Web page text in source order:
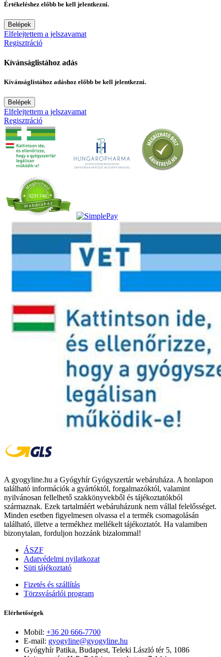
Értékeléshez előbb be kell jelentkezni.
Belépek
Elfelejtettem a jelszavamat
Regisztráció
Kívánságlistához adás
Kívánságlistához adáshoz előbb be kell jelentkezni.
Belépek
Elfelejtettem a jelszavamat
Regisztráció
A gyogyline.hu a Gyógyhír Gyógyszertár webáruháza. A honlapon
található információk a gyártóktól, forgalmazóktól, valamint
nyilvánosan fellelhető szakkönyvekből és tájékoztatókból
származnak. Ezek tartalmáért webáruházunk nem vállal felelősséget.
Minden esetben figyelmesen olvassa el a termék csomagolásán
található, illetve a termékhez mellékelt tájékoztatót. Ha valamiben
bizonytalan, forduljon hozzánk bizalommal!
ÁSZF
Adatvédelmi nyilatkozat
Süti tájékoztató
Fizetés és szállítás
Törzsvásárlói program
Elérhetőségek
Mobil: +36 20 666-7700
E-mail: gyogyline@gyogyline.hu
Gyógyhír Patika, Budapest, Teleki László tér 5, 1086